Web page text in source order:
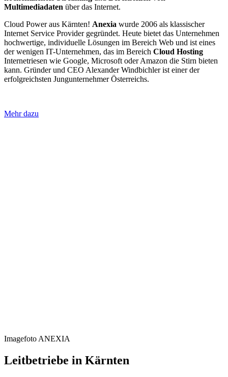
Multimediadaten über das Internet.
Cloud Power aus Kärnten! Anexia wurde 2006 als klassischer
Internet Service Provider gegründet. Heute bietet das Unternehmen
hochwertige, individuelle Lösungen im Bereich Web und ist eines
der wenigen IT-Unternehmen, das im Bereich Cloud Hosting
Internetriesen wie Google, Microsoft oder Amazon die Stirn bieten
kann. Gründer und CEO Alexander Windbichler ist einer der
erfolgreichsten Jungunternehmer Österreichs.
Mehr dazu
Imagefoto ANEXIA
Leitbetriebe in Kärnten